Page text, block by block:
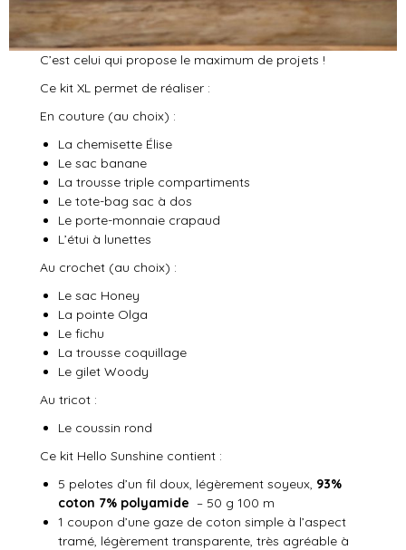
C’est celui qui propose le maximum de projets !
Ce kit XL permet de réaliser :
En couture (au choix) :
La chemisette Élise
Le sac banane
La trousse triple compartiments
Le tote-bag sac à dos
Le porte-monnaie crapaud
L’étui à lunettes
Au crochet (au choix) :
Le sac Honey
La pointe Olga
Le fichu
La trousse coquillage
Le gilet Woody
Au tricot :
Le coussin rond
Ce kit Hello Sunshine contient :
5 pelotes d’un fil doux, légèrement soyeux, 93%
coton 7% polyamide – 50 g 100 m
1 coupon d’une gaze de coton simple à l’aspect
tramé, légèrement transparente, très agréable à